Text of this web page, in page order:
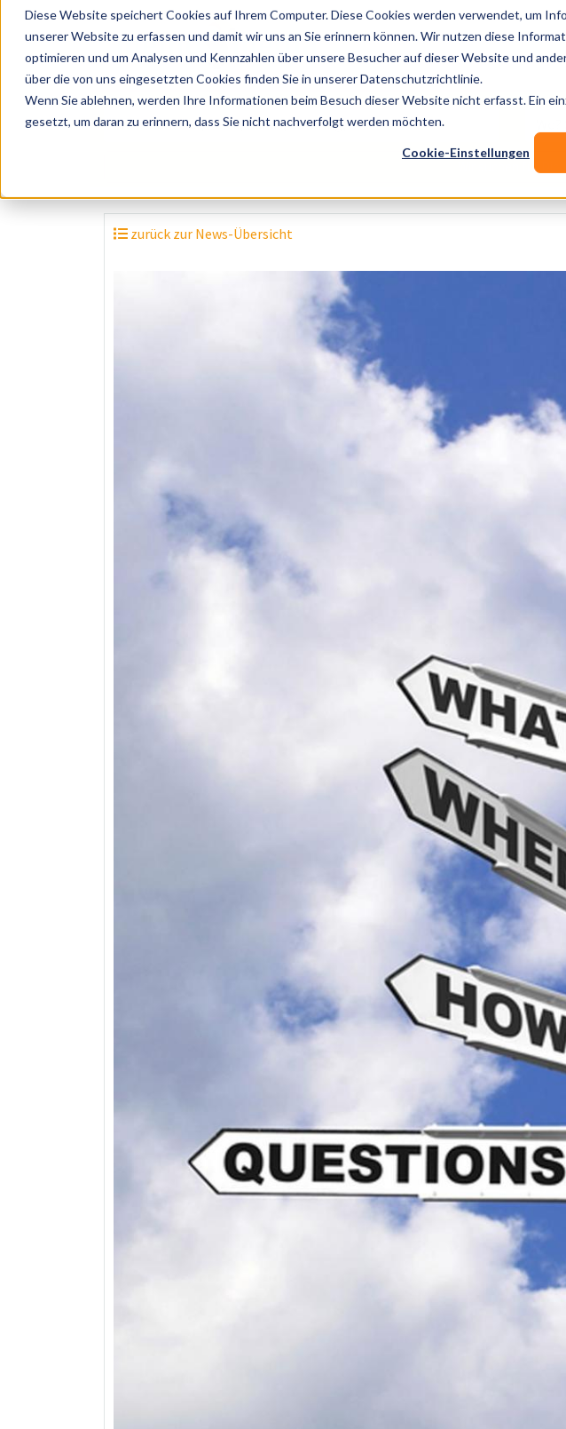
Diese Website speichert Cookies auf Ihrem Computer. Diese Cookies werden verwendet, um
unserer Website zu erfassen und damit wir uns an Sie erinnern können. Wir nutzen diese
optimieren und um Analysen und Kennzahlen über unsere Besucher auf dieser Website und
über die von uns eingesetzten Cookies finden Sie in unserer Datenschutzrichtlinie.
Wenn Sie ablehnen, werden Ihre Informationen beim Besuch dieser Website nicht erfasst. Ein
gesetzt, um daran zu erinnern, dass Sie nicht nachverfolgt werden möchten.
Cookie-Einstellungen
zurück zur News-Übersicht
Publikationen
Künstler, Zelte, Bands, Catering, ...
Wir suchen für Dich